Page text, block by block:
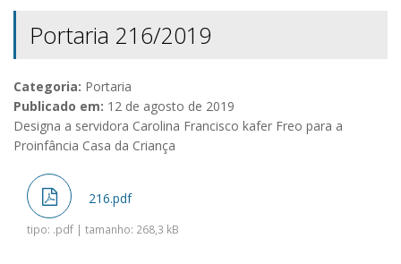
Portaria 216/2019
Categoria: Portaria
Publicado em: 12 de agosto de 2019
Designa a servidora Carolina Francisco kafer Freo para a
Proinfância Casa da Criança
216.pdf
tipo: .pdf | tamanho: 268,3 kB